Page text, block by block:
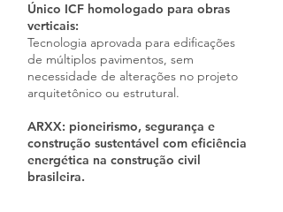
Único ICF homologado para obras
verticais:
Tecnologia aprovada para edificações
de múltiplos pavimentos, sem
necessidade de alterações no projeto
arquitetônico ou estrutural.
ARXX: pioneirismo, segurança e
construção sustentável com eficiência
energética na construção civil
brasileira.